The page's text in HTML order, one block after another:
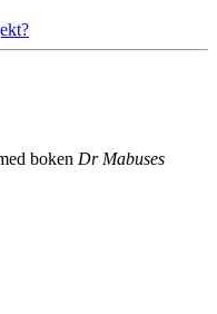
boken Dr Mabuses